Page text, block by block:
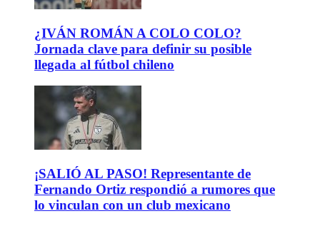
¿IVÁN ROMÁN A COLO COLO?
Jornada clave para definir su posible
llegada al fútbol chileno
¡SALIÓ AL PASO! Representante de
Fernando Ortiz respondió a rumores que
lo vinculan con un club mexicano